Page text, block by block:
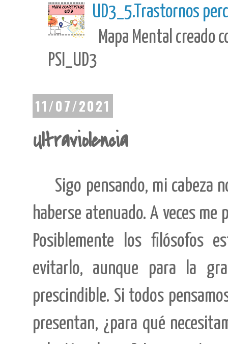
UD3_5.Trastornos
Mapa Mental creado
PSI_UD3
11/07/2021
Ultraviolencia
Sigo pensando, mi cabeza
haberse atenuado. A veces
Posiblemente los filósofos
evitarlo, aunque para la
prescindible. Si todos
presentan, ¿para qué